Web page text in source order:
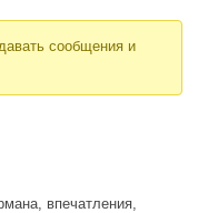
сообщения и
впечатления,